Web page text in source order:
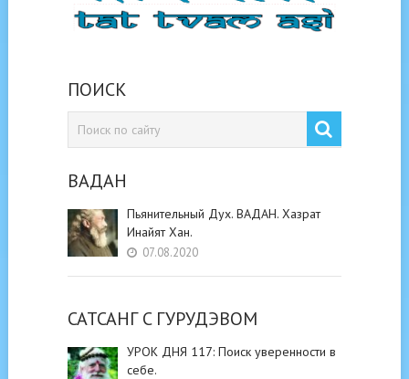
ПОИСК
ВАДАН
Пьянительный Дух. ВАДАН. Хазрат
Инайят Хан.
07.08.2020
САТСАНГ C ГУРУДЭВОМ
УРОК ДНЯ 117: Поиск уверенности в
себе.